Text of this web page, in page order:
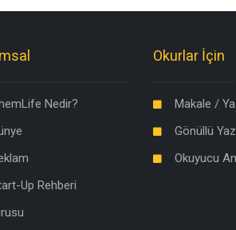
Nedir?
Up Rehberi
Okurlar İçin
Makale /
Gönüllü
Okuyucu